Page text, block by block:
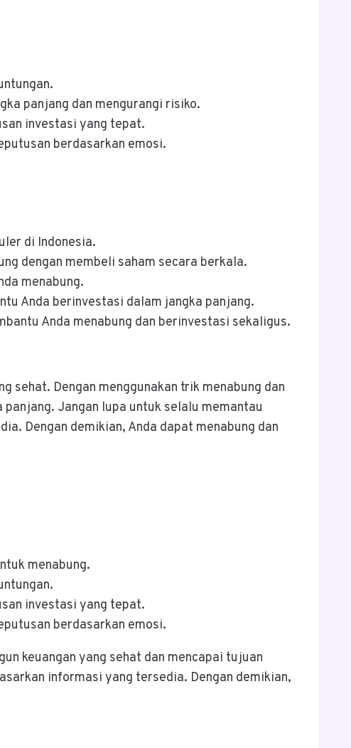
panjang dan mengurangi risiko.
investasi yang tepat.
berdasarkan emosi.
di Indonesia.
dengan membeli saham secara berkala.
menabung.
Anda berinvestasi dalam jangka panjang.
Anda menabung dan berinvestasi sekaligus.
sehat. Dengan menggunakan trik menabung dan
Jangan lupa untuk selalu memantau
Dengan demikian, Anda dapat menabung dan
menabung.
investasi yang tepat.
berdasarkan emosi.
keuangan yang sehat dan mencapai tujuan
informasi yang tersedia. Dengan demikian,